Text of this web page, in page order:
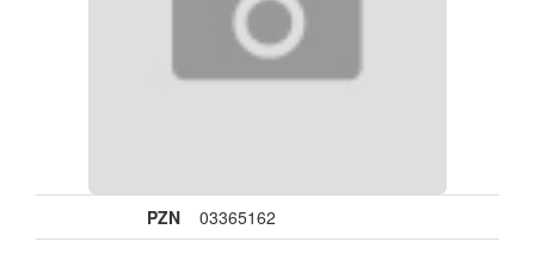
PZN
03365162